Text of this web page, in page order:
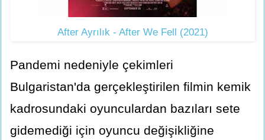
After Ayrılık - After We Fell (2021)
Pandemi nedeniyle çekimleri
Bulgaristan'da gerçekleştirilen filmin kemik
kadrosundaki oyunculardan bazıları sete
gidemediği için oyuncu değişikliğine